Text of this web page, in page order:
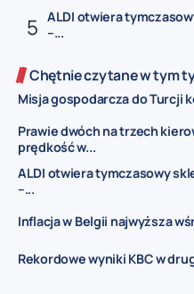
ALDI otwiera
–...
Chętnie czytane w tym
Misja gospodarcza do Turcji
Prawie dwóch na trzech
prędkość w...
ALDI otwiera tymczasowy
–...
Inflacja w Belgii najwyższa
Rekordowe wyniki KBC w